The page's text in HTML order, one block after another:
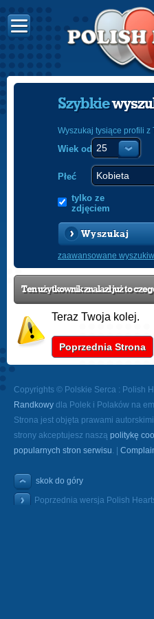
Szybkie
Wyszukaj tysiące profili z
Wiek od
Płeć
tylko ze
zdjęciem
Wyszukaj
zaawansowane
Ten użytkownik znalazł już to
Teraz Twoja kolej.
Poprzednia Strona
Copyrights © Polskie Serca : Polish
Randkowy dla Polek i Polaków na
Strona jest objęta prawami
strony akceptujesz naszą politykę
popularnych stron serwisu. |
skok do góry
Poprzednia wersja Polish